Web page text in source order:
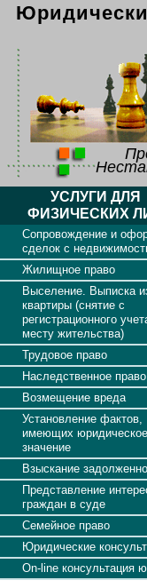
УСЛУГИ ДЛЯ
ФИЗИЧЕСКИХ
Сопровождение и
сделок с
Жилищное право
Выселение. Выписка
квартиры (снятие с
регистрационного
месту жительства)
Трудовое право
Наследственное право
Возмещение вреда
Установление фактов,
имеющих юридическое
значение
Взыскание
Представление
граждан в суде
Семейное право
Юридические
On-line консультация